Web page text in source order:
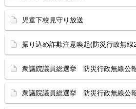
児童下校見守り放送
振り込め詐欺注意喚起(防災行政無
衆議院議員総選挙 防災行政無線公
衆議院議員総選挙 防災行政無線公